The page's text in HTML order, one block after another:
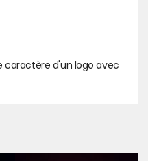
d'un logo avec